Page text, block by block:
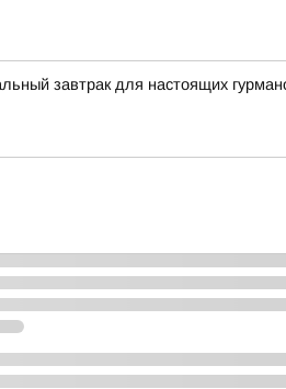
завтрак для настоящих